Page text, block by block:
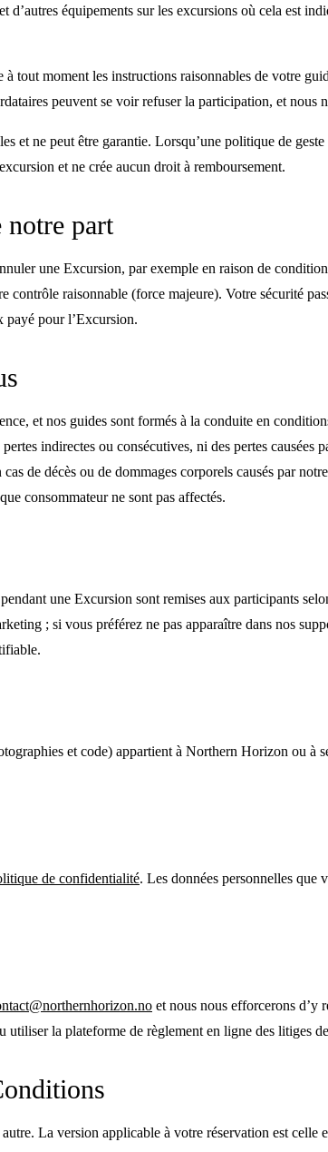
équipements sur les excursions où cela est
tout moment les instructions raisonnables de votre
peuvent se voir refuser la participation, et nous
et ne peut être garantie. Lorsqu’une politique de
et ne crée aucun droit à remboursement.
part
une Excursion, par exemple en raison de
contrôle raisonnable (force majeure). Votre sécurité
payé pour l’Excursion.
et nos guides sont formés à la conduite en
indirectes ou consécutives, ni des pertes
de décès ou de dommages corporels causés par
consommateur ne sont pas affectés.
une Excursion sont remises aux participants
; si vous préférez ne pas apparaître dans nos
et code) appartient à Northern Horizon ou à
de confidentialité. Les données personnelles que
et nous nous efforcerons d’y
la plateforme de règlement en ligne des litiges
La version applicable à votre réservation est